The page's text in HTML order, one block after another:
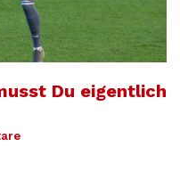
Du eigentlich